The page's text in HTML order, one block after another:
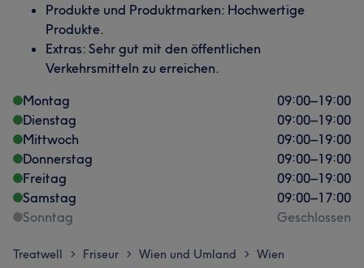
Produkte und Produktmarken: Hochwertige
Produkte.
Extras: Sehr gut mit den öffentlichen
Verkehrsmitteln zu erreichen.
Montag
09:00–19:00
Dienstag
09:00–19:00
Mittwoch
09:00–19:00
Donnerstag
09:00–19:00
Freitag
09:00–19:00
Samstag
09:00–17:00
Sonntag
Geschlossen
Treatwell > Friseur > Wien und Umland > Wien